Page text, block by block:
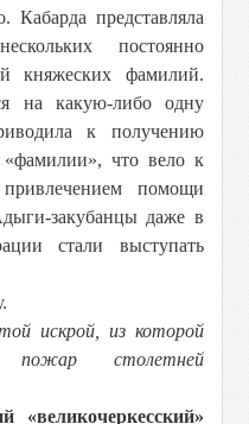
Кабарда представляла
постоянно
княжеских фамилий.
на какую-либо одну
к получению
что вело к
помощи
закубанцы даже в
стали выступать
искрой, из которой
пожар столетней
«великочеркесский»